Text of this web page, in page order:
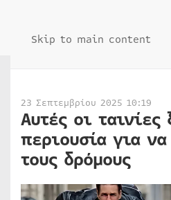
Skip to main content
23 Σεπτεμβρίου 2025 10:19
Αυτές οι
περιουσία για
τους δρόμους